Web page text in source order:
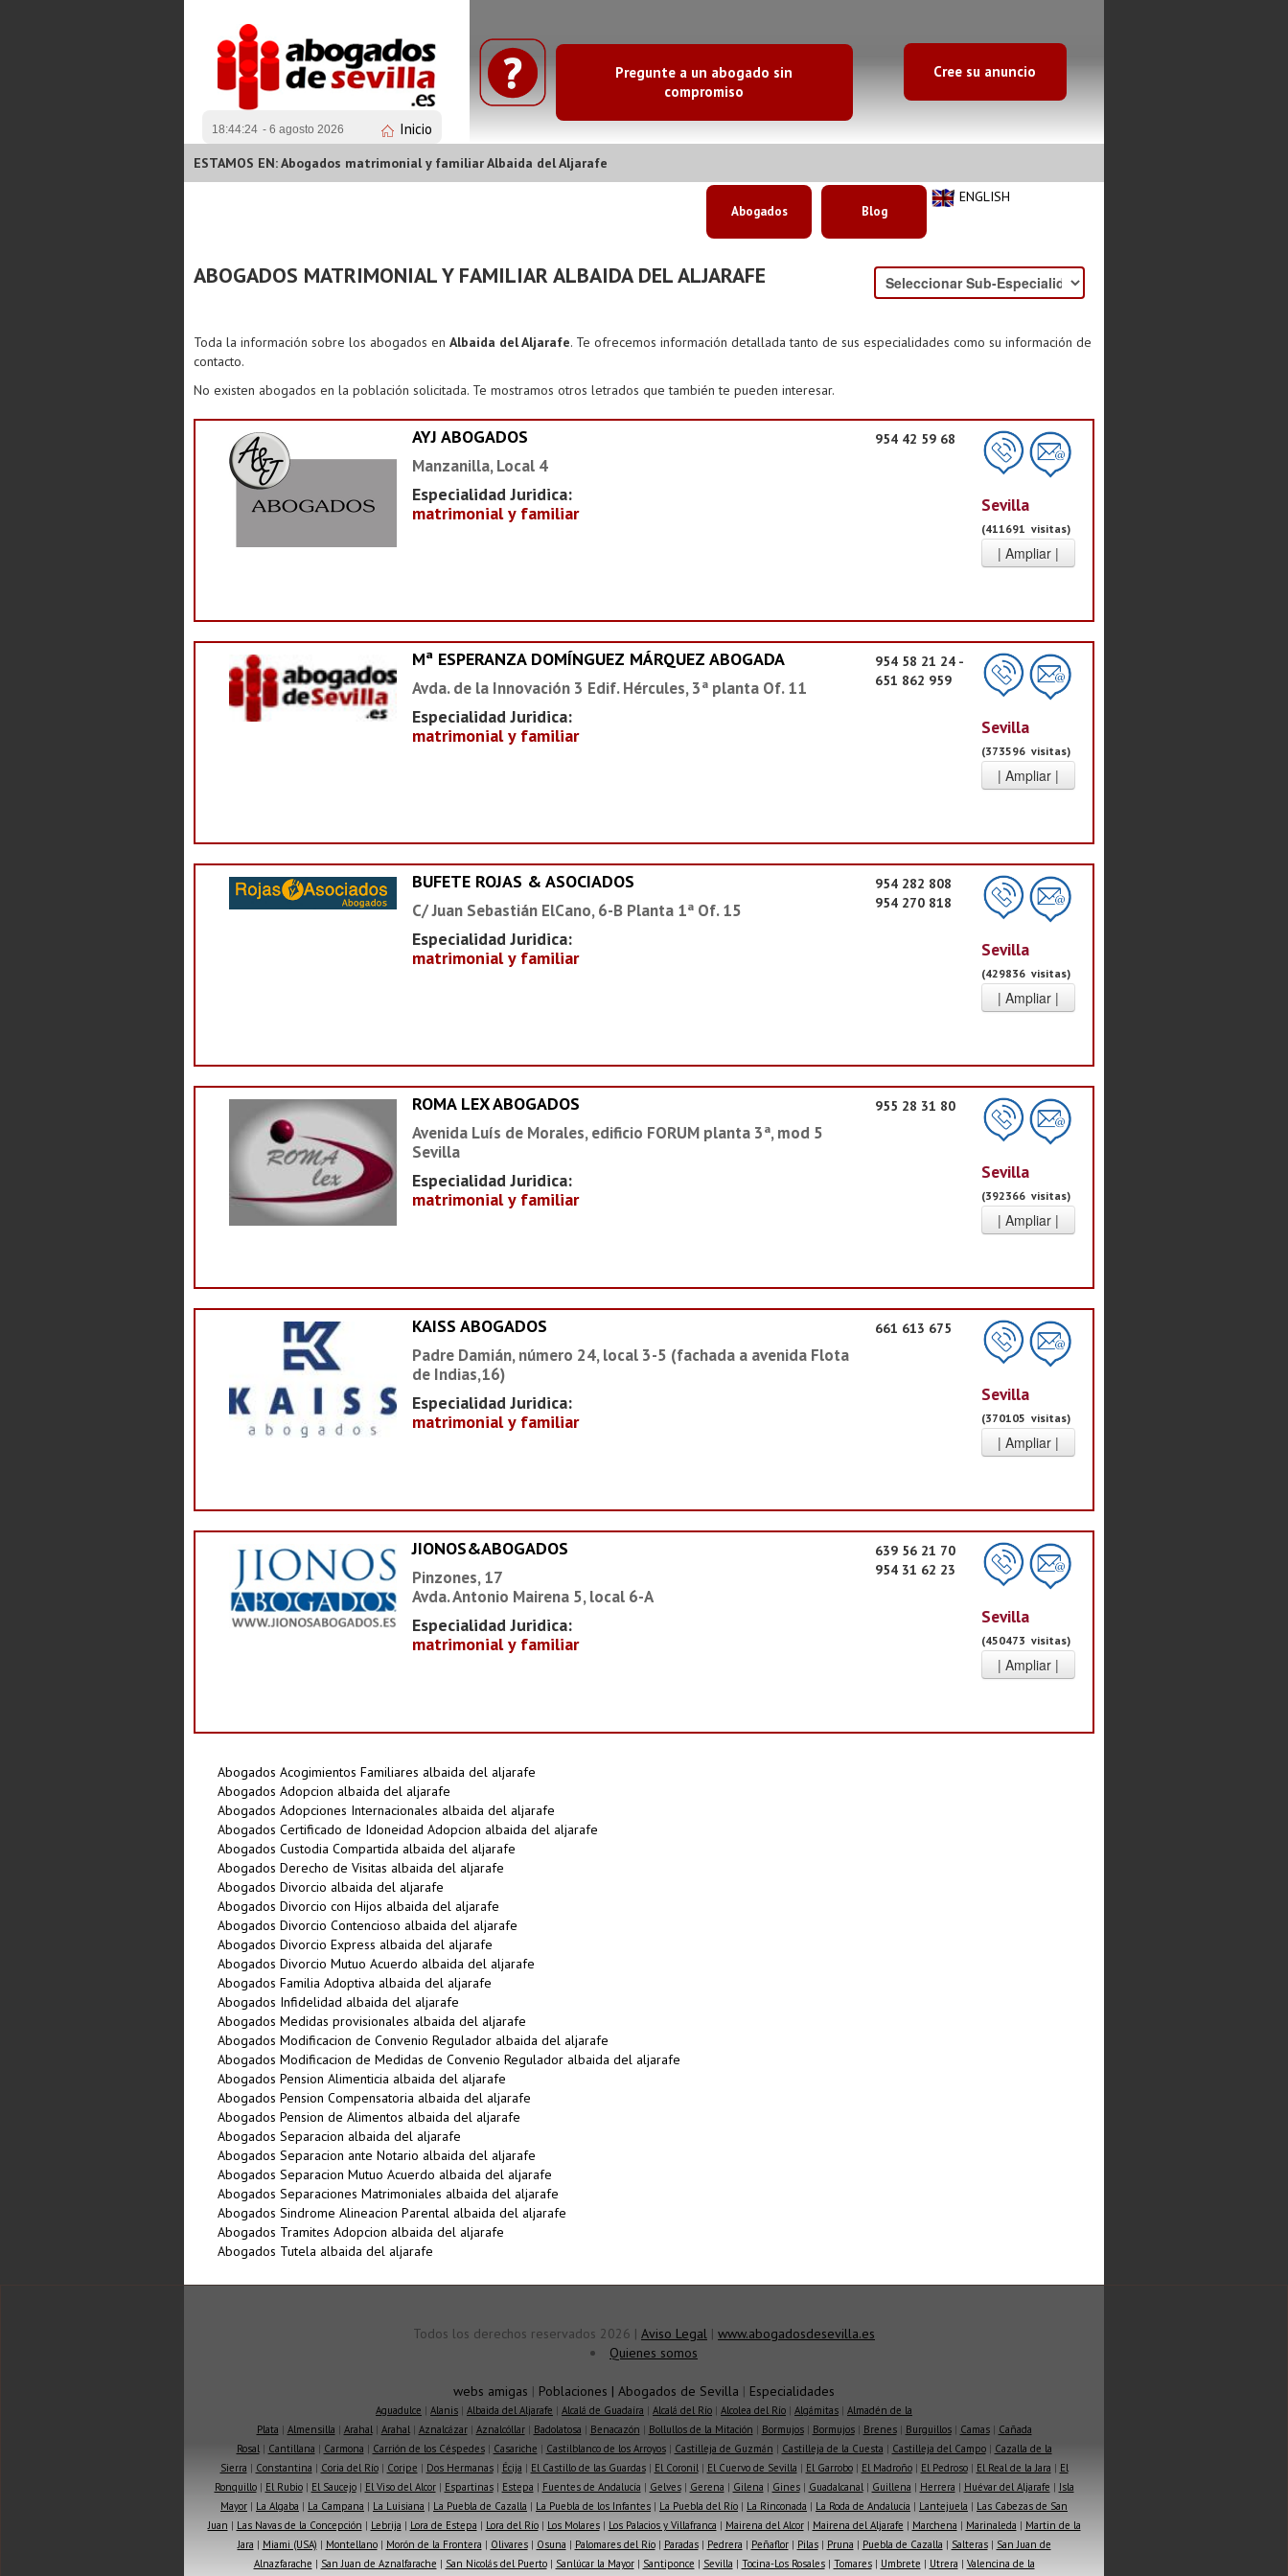
18:44:24 - 6 agosto 2026 Inicio
Pregunte a un abogado sin
compromiso
Cree su anuncio
ESTAMOS EN: Abogados matrimonial y familiar Albaida del Aljarafe
ENGLISH
Abogados Blog
ABOGADOS MATRIMONIAL Y FAMILIAR ALBAIDA DEL ALJARAFE
Toda la información sobre los abogados en Albaida del Aljarafe. Te ofrecemos información detallada tanto de sus especialidades como su información de
contacto.
No existen abogados en la población solicitada. Te mostramos otros letrados que también te pueden interesar.
AYJ ABOGADOS
Manzanilla, Local 4
Especialidad Juridica:
matrimonial y familiar
954 42 59 68
Sevilla
(411691 visitas)
Mª ESPERANZA DOMÍNGUEZ MÁRQUEZ ABOGADA
Avda. de la Innovación 3 Edif. Hércules, 3ª planta Of. 11
Especialidad Juridica:
matrimonial y familiar
954 58 21 24 -
651 862 959
Sevilla
(373596 visitas)
BUFETE ROJAS & ASOCIADOS
C/ Juan Sebastián ElCano, 6-B Planta 1ª Of. 15
Especialidad Juridica:
matrimonial y familiar
954 282 808
954 270 818
Sevilla
(429836 visitas)
ROMA LEX ABOGADOS
Avenida Luís de Morales, edificio FORUM planta 3ª, mod 5
Sevilla
Especialidad Juridica:
matrimonial y familiar
955 28 31 80
Sevilla
(392366 visitas)
KAISS ABOGADOS
Padre Damián, número 24, local 3-5 (fachada a avenida Flota
de Indias,16)
Especialidad Juridica:
matrimonial y familiar
661 613 675
Sevilla
(370105 visitas)
JIONOS&ABOGADOS
Pinzones, 17
Avda. Antonio Mairena 5, local 6-A
Especialidad Juridica:
matrimonial y familiar
639 56 21 70
954 31 62 23
Sevilla
(450473 visitas)
Abogados Acogimientos Familiares albaida del aljarafe
Abogados Adopcion albaida del aljarafe
Abogados Adopciones Internacionales albaida del aljarafe
Abogados Certificado de Idoneidad Adopcion albaida del aljarafe
Abogados Custodia Compartida albaida del aljarafe
Abogados Derecho de Visitas albaida del aljarafe
Abogados Divorcio albaida del aljarafe
Abogados Divorcio con Hijos albaida del aljarafe
Abogados Divorcio Contencioso albaida del aljarafe
Abogados Divorcio Express albaida del aljarafe
Abogados Divorcio Mutuo Acuerdo albaida del aljarafe
Abogados Familia Adoptiva albaida del aljarafe
Abogados Infidelidad albaida del aljarafe
Abogados Medidas provisionales albaida del aljarafe
Abogados Modificacion de Convenio Regulador albaida del aljarafe
Abogados Modificacion de Medidas de Convenio Regulador albaida del aljarafe
Abogados Pension Alimenticia albaida del aljarafe
Abogados Pension Compensatoria albaida del aljarafe
Abogados Pension de Alimentos albaida del aljarafe
Abogados Separacion albaida del aljarafe
Abogados Separacion ante Notario albaida del aljarafe
Abogados Separacion Mutuo Acuerdo albaida del aljarafe
Abogados Separaciones Matrimoniales albaida del aljarafe
Abogados Sindrome Alineacion Parental albaida del aljarafe
Abogados Tramites Adopcion albaida del aljarafe
Abogados Tutela albaida del aljarafe
Todos los derechos reservados 2026 | Aviso Legal | www.abogadosdesevilla.es
Quienes somos
webs amigas | Poblaciones | Abogados de Sevilla | Especialidades
Aguadulce | Alanis | Albaida del Aljarafe | Alcalá de Guadaíra | Alcalá del Río | Alcolea del Río | Algámitas | Almadén de la
Plata | Almensilla | Arahal| Arahal| Aznalcázar| Aznalcóllar| Badolatosa | Benacazón | Bollullos de la Mitación | Bormujos| Bormujos| Brenes| Burguillos| Camas| Cañada
Rosal| Cantillana | Carmona | Carrión de los Céspedes| Casariche | Castilblanco de los Arroyos| Castilleja de Guzmán | Castilleja de la Cuesta | Castilleja del Campo| Cazalla de la
Sierra | Constantina | Coria del Río| Coripe | Dos Hermanas| Écija | El Castillo de las Guardas| El Coronil| El Cuervo de Sevilla | El Garrobo| El Madroño| El Pedroso| El Real de la Jara | El
Ronquillo| El Rubio| El Saucejo| El Viso del Alcor| Espartinas| Estepa | Fuentes de Andalucía | Gelves| Gerena | Gilena | Gines| Guadalcanal| Guillena | Herrera | Huévar del Aljarafe | Isla
Mayor | La Algaba | La Campana | La Luisiana | La Puebla de Cazalla | La Puebla de los Infantes | La Puebla del Río | La Rinconada | La Roda de Andalucía | Lantejuela | Las Cabezas de San
Juan | Las Navas de la Concepción | Lebrija | Lora de Estepa | Lora del Río| Los Molares| Los Palacios y Villafranca | Mairena del Alcor| Mairena del Aljarafe | Marchena | Marinaleda | Martin de la
Jara | Miami (USA) | Montellano| Morón de la Frontera | Olivares| Osuna | Palomares del Río| Paradas| Pedrera | Peñaflor| Pilas| Pruna | Puebla de Cazalla | Salteras| San Juan de
Alnazfarache | San Juan de Aznalfarache | San Nicolás del Puerto| Sanlúcar la Mayor| Santiponce | Sevilla | Tocina-Los Rosales| Tomares| Umbrete | Utrera | Valencina de la